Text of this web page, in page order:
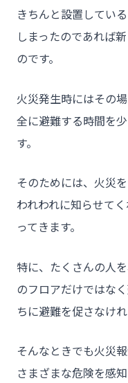
きちんと設置してい
しまったのであれば
のです。
火災発生時にはその
全に避難する時間を
す。
そのためには、火災
われわれに知らせて
ってきます。
特に、たくさんの人
のフロアだけではな
ちに避難を促さなけ
そんなときでも火災
さまざまな危険を感